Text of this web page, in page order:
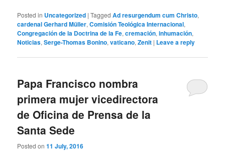
Posted in Uncategorized |Tagged Ad resurgendum cum Christo,
cardenal Gerhard Müller,Comisión Teológica Internacional,
Congregación de la Doctrina de la Fe,cremación,inhumación,
Noticias,Serge-Thomas Bonino,vaticano,Zenit | Leave a reply
Papa Francisco nombra
primera mujer vicedirectora
de Oficina de Prensa de la
Santa Sede
Posted on11 July, 2016